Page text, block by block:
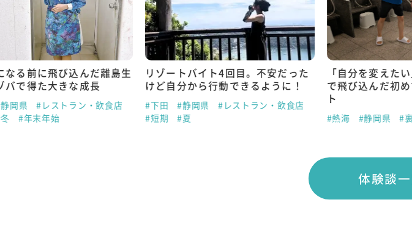
なる前に飛び込んだ離島生
バで得た大きな成長
岡県
#レストラン・飲食店
#年末年始
リゾートバイト4回目。不安だった
けど自分から行動できるように！
#下田 #静岡県
#レストラン・飲食店
#短期
#夏
「自分を変えた
で飛び込んだ初
ト
#熱海 #静岡県 #
体験談